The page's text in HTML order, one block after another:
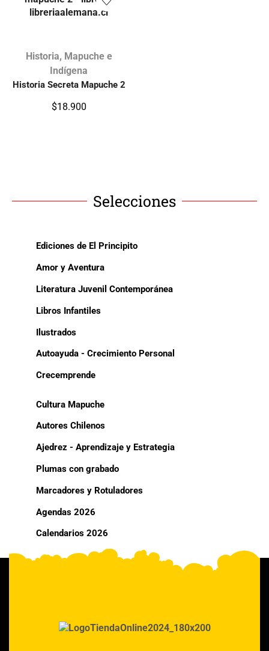
Historia, Mapuche e
Indígena
Historia Secreta Mapuche 2
$18.900
Selecciones
Ediciones de El Principito
Amor y Aventura
Literatura Juvenil Contemporánea
Libros Infantiles
Ilustrados
Autoayuda - Crecimiento Personal
Crecemprende
Cultura Mapuche
Autores Chilenos
Ajedrez - Aprendizaje y Estrategia
Plumas con grabado
Marcadores y Rotuladores
Agendas 2026
Calendarios 2026